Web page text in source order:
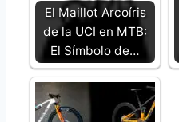
El Maillot Arcoíris
de la UCI en MTB:
El Símbolo de…